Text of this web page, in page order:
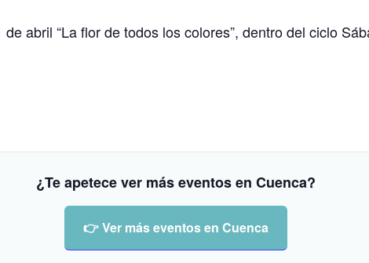
abril “La flor de todos los colores”, dentro del ciclo
¿Te apetece ver más eventos en Cuenca?
👉 Ver más eventos en Cuenca